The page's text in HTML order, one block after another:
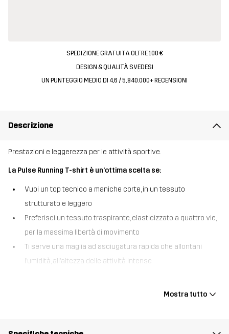
SPEDIZIONE GRATUITA OLTRE 100 €
DESIGN & QUALITÀ SVEDESI
UN PUNTEGGIO MEDIO DI 4,6 / 5, 840.000+ RECENSIONI
Descrizione
Prestazioni e leggerezza per le attività sportive.
La Pulse Running T-shirt è un’ottima scelta se:
Vuoi un top tecnico a maniche corte, in un tessuto
strutturato e leggero
Preferisci un tessuto traspirante, elasticizzato a quattro vie,
per la massima libertà di movimento
Ti serve una maglia ad asciugatura rapida che allontani
l’umidità, all’altezza delle attività intense
funzionalità ad alte prestazioni e versatilità quotidiana. Realizzata
Le cuciture flatlock riducono al minimo gli sfregamenti, mentre gli
Mostra tutto